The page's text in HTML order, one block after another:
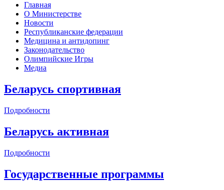
Главная
О Министерстве
Новости
Республиканские федерации
Медицина и антидопинг
Законодательство
Олимпийские Игры
Медиа
Беларусь спортивная
Подробности
Беларусь активная
Подробности
Государственные программы